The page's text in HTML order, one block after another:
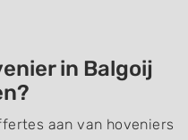
in Balgoij
aan van hoveniers